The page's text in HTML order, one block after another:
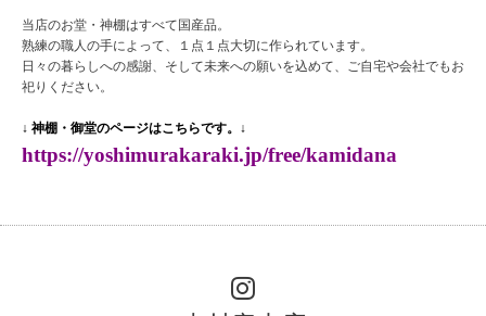
当店のお堂・神棚はすべて国産品。
熟練の職人の手によって、１点１点大切に作られています。
日々の暮らしへの感謝、そして未来への願いを込めて、ご自宅や会社でもお
祀りください。
↓ 神棚・御堂のページはこちらです。↓
https://yoshimurakaraki.jp/free/kamidana